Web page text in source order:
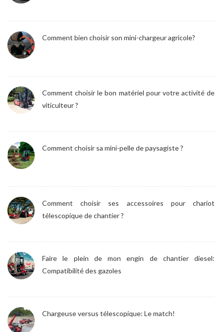
Comment bien choisir son mini-chargeur agricole?
Comment choisir le bon matériel pour votre activité de
viticulteur ?
Comment choisir sa mini-pelle de paysagiste ?
Comment choisir ses accessoires pour chariot
télescopique de chantier ?
Faire le plein de mon engin de chantier diesel:
Compatibilité des gazoles
Chargeuse versus télescopique: Le match!